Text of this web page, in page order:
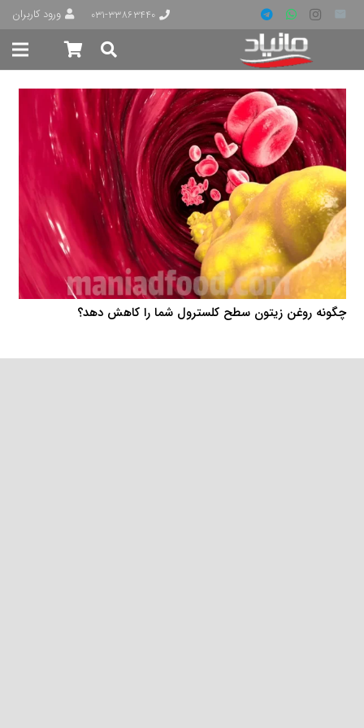
۰۳۱-۳۳۸۶۳۴۴۰ ورود کاربران
چگونه روغن زیتون سطح کلسترول شما را کاهش دهد؟